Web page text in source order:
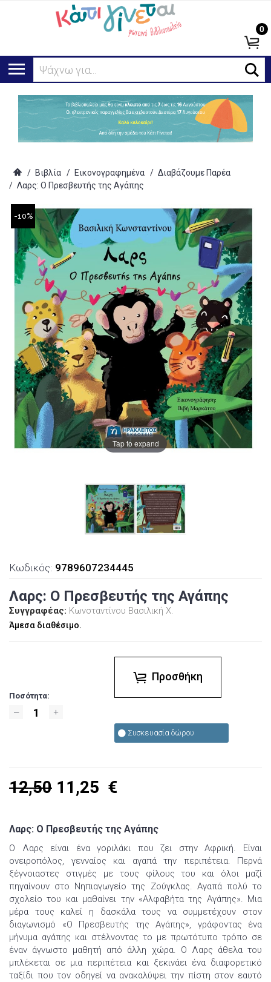
Ψάχνω για...
0
/ Βιβλία / Εικονογραφημένα / Διαβάζουμε Παρέα
/ Λαρς: Ο Πρεσβευτής της Αγάπης
-10%
Tap to expand
Κωδικός: 9789607234445
Λαρς: Ο Πρεσβευτής της Αγάπης
Συγγραφέας: Κωνσταντίνου Βασιλική Χ.
Άμεσα διαθέσιμο.
Ποσότητα:
Προσθήκη
Συσκευασία δώρου
12,50 11,25 €
Λαρς: Ο Πρεσβευτής της Αγάπης
Ο Λαρς είναι ένα γοριλάκι που ζει στην Αφρική. Είναι
ονειροπόλος, γενναίος και αγαπά την περιπέτεια. Περνά
ξέγνοιαστες στιγμές με τους φίλους του και όλοι μαζί
πηγαίνουν στο Νηπιαγωγείο της Ζούγκλας. Αγαπά πολύ τo
σχολείο του και μαθαίνει την «Αλφαβήτα της Αγάπης». Μια
μέρα τους καλεί η δασκάλα τους να συμμετέχουν στον
διαγωνισμό «Ο Πρεσβευτής της Αγάπης», γράφοντας ένα
μήνυμα αγάπης και στέλνοντας το με πρωτότυπο τρόπο σε
έναν άγνωστο μαθητή από άλλη χώρα. Ο Λαρς άθελα του
μπλέκεται σε μια περιπέτεια και ξεκινάει ένα διαφορετικό
ταξίδι που τον οδηγεί να ανακαλύψει την πίστη στον εαυτό